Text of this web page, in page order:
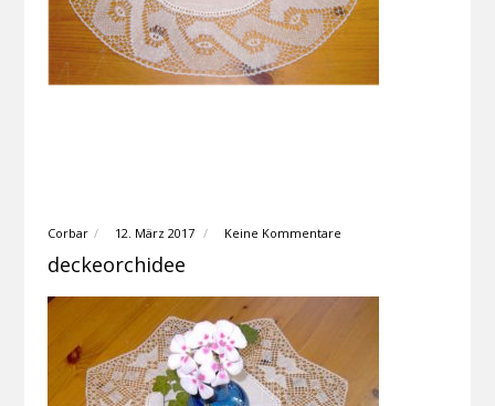
Corbar 12. März 2017 Keine Kommentare
deckeorchidee